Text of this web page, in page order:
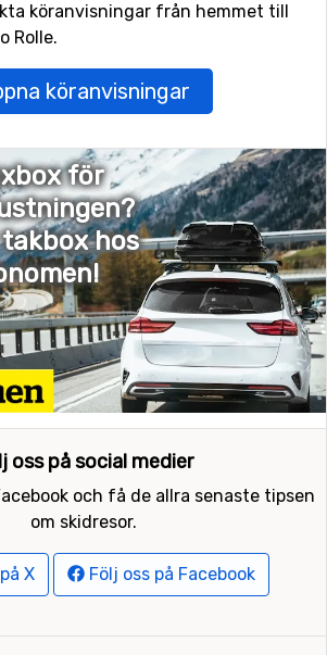
köranvisningar från hemmet till
Rolle.
köranvisningar
för
hos
oss på social medier
och få de allra senaste tipsen
om skidresor.
X Följ oss på Facebook